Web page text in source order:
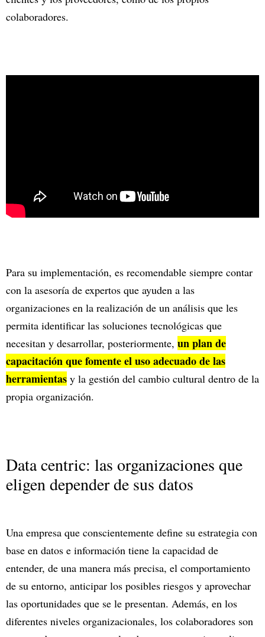
colaboradores.
Para su implementación, es recomendable siempre contar
con la asesoría de expertos que ayuden a las
organizaciones en la realización de un análisis que les
permita identificar las soluciones tecnológicas que
necesitan y desarrollar, posteriormente, un plan de
capacitación que fomente el uso adecuado de las
herramientas y la gestión del cambio cultural dentro de la
propia organización.
Data centric: las organizaciones que
eligen depender de sus datos
Una empresa que conscientemente define su estrategia con
base en datos e información tiene la capacidad de
entender, de una manera más precisa, el comportamiento
de su entorno, anticipar los posibles riesgos y aprovechar
las oportunidades que se le presentan. Además, en los
diferentes niveles organizacionales, los colaboradores son